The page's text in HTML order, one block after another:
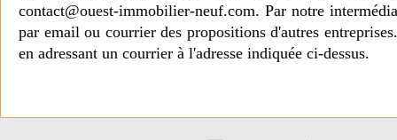
contact@ouest-immobilier-neuf.com. Par notre
par email ou courrier des propositions d'autres
en adressant un courrier à l'adresse indiquée ci-dessus.